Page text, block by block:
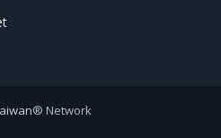
® Network